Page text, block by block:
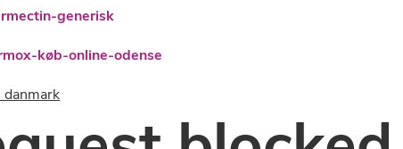
generisk
køb-online-odense
danmark